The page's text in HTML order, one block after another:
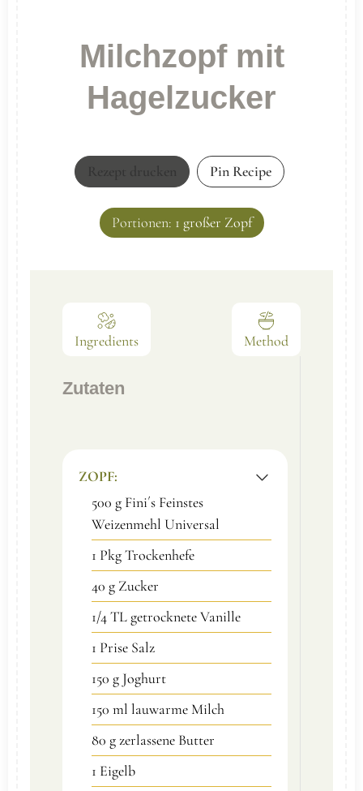
Milchzopf mit
Hagelzucker
Pin Recipe
Portionen: 1 großer Zopf
Ingredients Method
Zutaten
ZOPF:
500 g Fini´s Feinstes
Weizenmehl Universal
1 PkgTrockenhefe
40 g Zucker
1/4TL getrocknete Vanille
1 Prise Salz
150 g Joghurt
150 ml lauwarme Milch
80 gzerlassene Butter
1 Eigelb